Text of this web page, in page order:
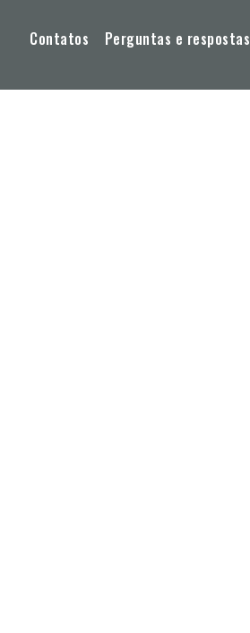
Contatos Perguntas e respostas